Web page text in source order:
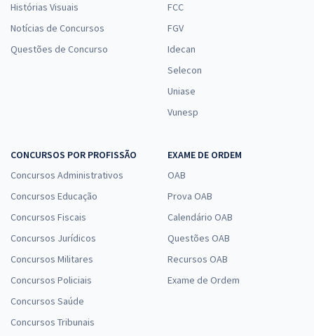
Histórias Visuais
Notícias de Concursos
Questões de Concurso
FCC
FGV
Idecan
Selecon
Uniase
Vunesp
CONCURSOS POR PROFISSÃO
Concursos Administrativos
Concursos Educação
Concursos Fiscais
Concursos Jurídicos
Concursos Militares
Concursos Policiais
Concursos Saúde
Concursos Tribunais
EXAME DE ORDEM
OAB
Prova OAB
Calendário OAB
Questões OAB
Recursos OAB
Exame de Ordem